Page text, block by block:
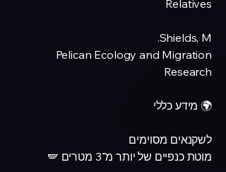
Relatives
Shields, M.
Pelican Ecology and Migration
Research
🌍 מידע כללי
לשקנאים מסוימים
מוטת כנפיים של יותר מ־3 מטרים 🪽